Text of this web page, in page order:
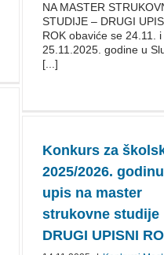
NA MASTER
STUDIJE – DRUGI
ROK obaviće se 24.11. i
25.11.2025. godine u
[...]
Konkurs za
2025/⁠2026.
upis na master
strukovne
DRUGI UPISNI